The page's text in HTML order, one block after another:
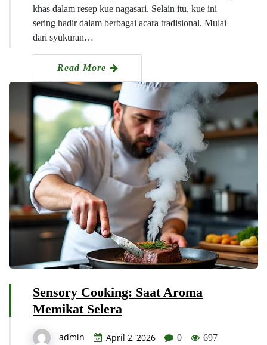
khas dalam resep kue nagasari. Selain itu, kue ini
sering hadir dalam berbagai acara tradisional. Mulai
dari syukuran…
Read More
Sensory Cooking: Saat Aroma
Memikat Selera
admin April 2, 2026 0 697